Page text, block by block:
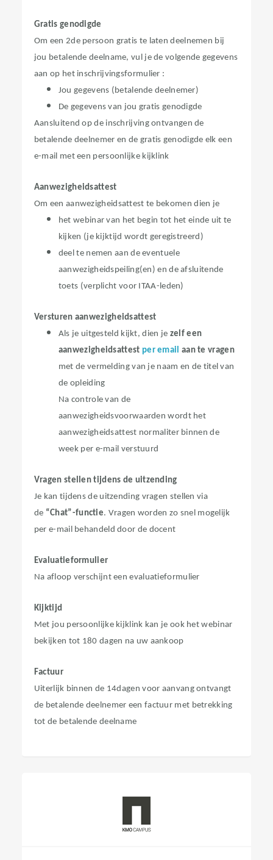
Gratis genodigde
Om een 2de persoon gratis te laten deelnemen bij
jou betalende deelname, vul je de volgende gegevens
aan op het inschrijvingsformulier :
Jou gegevens (betalende deelnemer)
De gegevens van jou gratis genodigde
Aansluitend op de inschrijving ontvangen de
betalende deelnemer en de gratis genodigde elk een
e-mail met een persoonlijke kijklink
Aanwezigheidsattest
Om een aanwezigheidsattest te bekomen dien je
het webinar van het begin tot het einde uit te
kijken (je kijktijd wordt geregistreerd)
deel te nemen aan de eventuele
aanwezigheidspeiling(en)​ en de afsluitende
toets (verplicht voor ITAA-leden)
Versturen aanwezigheidsattest
Als je uitgesteld kijkt, dien je zelf een
aanwezigheidsattest per email aan te vragen
met de vermelding van je naam en de titel van
de opleiding
Na controle van de
aanwezigheidsvoorwaarden wordt het
aanwezigheidsattest normaliter binnen de
week per e-mail verstuurd
Vragen stellen tijdens de uitzending
Je kan tijdens de uitzending vragen stellen via
de “Chat”-functie. Vragen worden zo snel mogelijk
per e-mail behandeld door de docent
Evaluatieformulier
Na afloop verschijnt een evaluatieformulier
Kijktijd
Met jou persoonlijke kijklink kan je ook het webinar
bekijken tot 180 dagen na uw aankoop
Factuur
Uiterlijk binnen de 14dagen voor aanvang ontvangt
de betalende deelnemer een factuur met betrekking
tot de betalende deelname